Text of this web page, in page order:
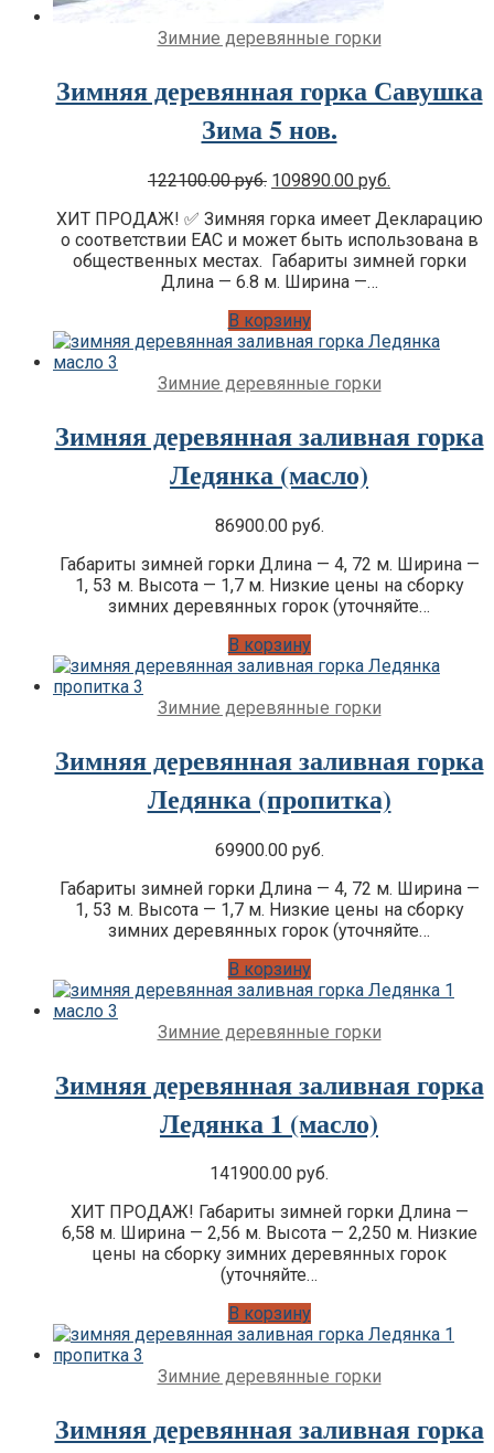
Зимние деревянные горки
Зимняя деревянная горка Савушка
Зима 5 нов.
122100.00руб. Original
was:
122100.00 руб..
109890.00 руб.
is:
109890.00
ХИТ ПРОДАЖ! ✅ Зимняя горка имеет Декларацию
о соответствии EAC и может быть использована в
общественных местах. Габариты зимней горки
Длина — 6.8 м. Ширина —…
В корзину
Зимние деревянные горки
Зимняя деревянная заливная горка
Ледянка (масло)
86900.00 руб.
Габариты зимней горки Длина — 4, 72 м. Ширина —
1, 53 м. Высота — 1,7 м. Низкие цены на сборку
зимних деревянных горок (уточняйте…
В корзину
Зимние деревянные горки
Зимняя деревянная заливная горка
Ледянка (пропитка)
69900.00 руб.
Габариты зимней горки Длина — 4, 72 м. Ширина —
1, 53 м. Высота — 1,7 м. Низкие цены на сборку
зимних деревянных горок (уточняйте…
В корзину
Зимние деревянные горки
Зимняя деревянная заливная горка
Ледянка 1 (масло)
141900.00 руб.
ХИТ ПРОДАЖ! Габариты зимней горки Длина —
6,58 м. Ширина — 2,56 м. Высота — 2,250 м. Низкие
цены на сборку зимних деревянных горок
(уточняйте…
В корзину
Зимние деревянные горки
Зимняя деревянная заливная горка